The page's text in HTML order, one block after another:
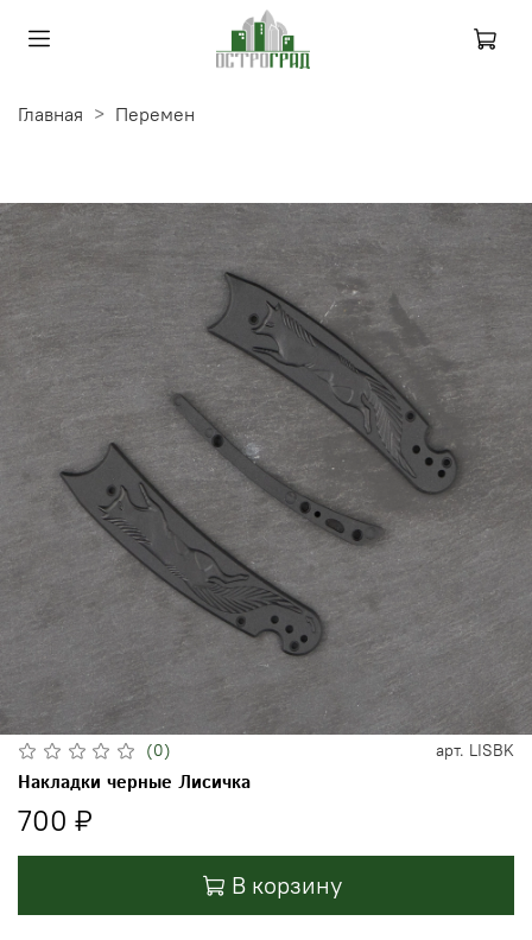
Главная Перемен
(0) арт. LISBK
Накладки черные Лисичка
700 ₽
В корзину